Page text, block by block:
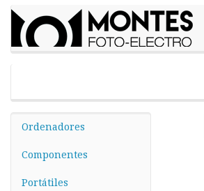
Ordenadores
Componentes
Portátiles